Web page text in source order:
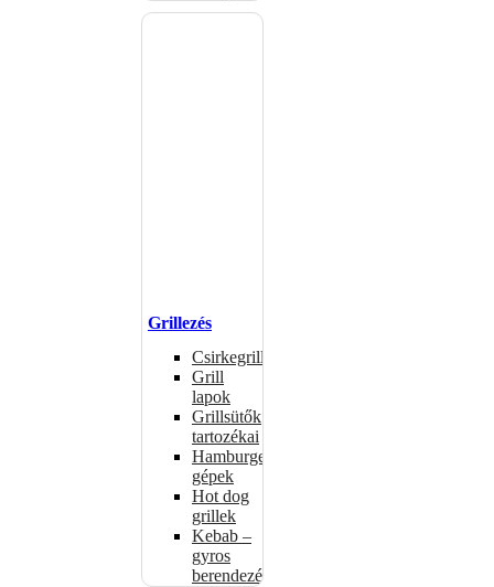
Grillezés
Csirkegrillek
Grill
lapok
Grillsütők
tartozékai
Hamburgerformázó
gépek
Hot dog
grillek
Kebab –
gyros
berendezés